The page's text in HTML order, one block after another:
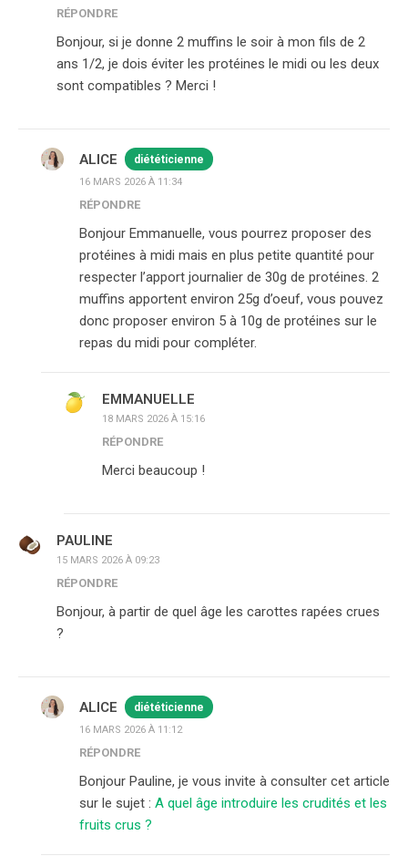
RÉPONDRE
Bonjour, si je donne 2 muffins le soir à mon fils de 2
ans 1/2, je dois éviter les protéines le midi ou les deux
sont compatibles ? Merci !
ALICE diététicienne
16 MARS 2026 À 11:34
RÉPONDRE
Bonjour Emmanuelle, vous pourrez proposer des
protéines à midi mais en plus petite quantité pour
respecter l’apport journalier de 30g de protéines. 2
muffins apportent environ 25g d’oeuf, vous pouvez
donc proposer environ 5 à 10g de protéines sur le
repas du midi pour compléter.
EMMANUELLE
18 MARS 2026 À 15:16
RÉPONDRE
Merci beaucoup !
PAULINE
15 MARS 2026 À 09:23
RÉPONDRE
Bonjour, à partir de quel âge les carottes rapées crues
?
ALICE diététicienne
16 MARS 2026 À 11:12
RÉPONDRE
Bonjour Pauline, je vous invite à consulter cet article
sur le sujet : A quel âge introduire les crudités et les
fruits crus ?